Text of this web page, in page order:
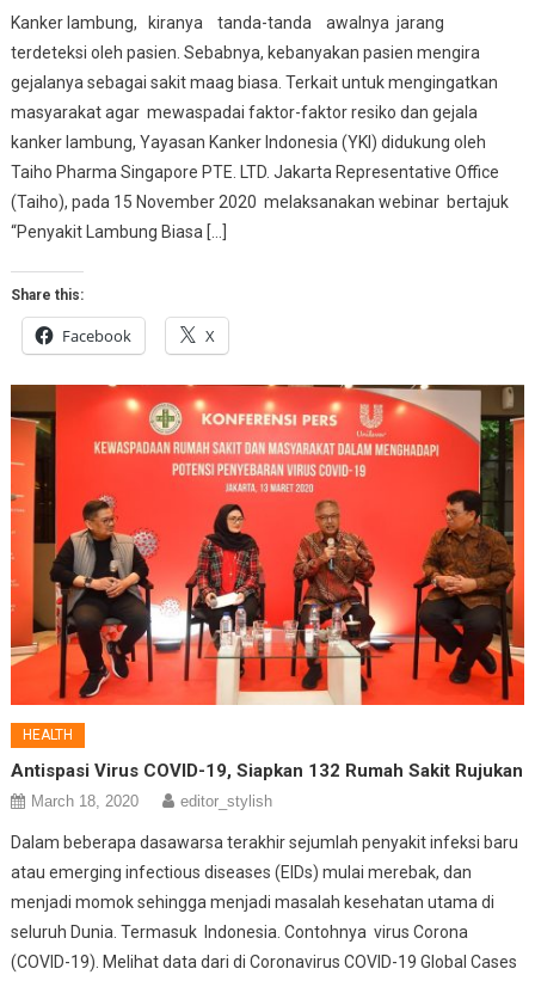
Kanker lambung, kiranya tanda-tanda awalnya jarang
terdeteksi oleh pasien. Sebabnya, kebanyakan pasien mengira
gejalanya sebagai sakit maag biasa. Terkait untuk mengingatkan
masyarakat agar mewaspadai faktor-faktor resiko dan gejala
kanker lambung, Yayasan Kanker Indonesia (YKI) didukung oleh
Taiho Pharma Singapore PTE. LTD. Jakarta Representative Office
(Taiho), pada 15 November 2020 melaksanakan webinar bertajuk
“Penyakit Lambung Biasa […]
Share this:
Facebook X
HEALTH
Antispasi Virus COVID-19, Siapkan 132 Rumah Sakit Rujukan
March 18, 2020 editor_stylish
Dalam beberapa dasawarsa terakhir sejumlah penyakit infeksi baru
atau emerging infectious diseases (EIDs) mulai merebak, dan
menjadi momok sehingga menjadi masalah kesehatan utama di
seluruh Dunia. Termasuk Indonesia. Contohnya virus Corona
(COVID-19). Melihat data dari di Coronavirus COVID-19 Global Cases